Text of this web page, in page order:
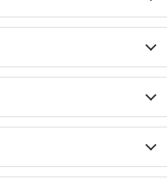
PSA Volo diretto